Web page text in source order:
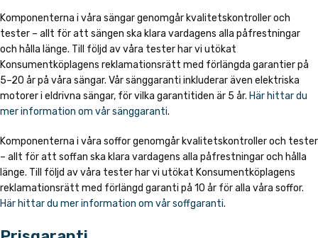
Komponenterna i våra sängar genomgår kvalitetskontroller och
tester – allt för att sängen ska klara vardagens alla påfrestningar
och hålla länge. Till följd av våra tester har vi utökat
Konsumentköplagens reklamationsrätt med förlängda garantier på
5–20 år på våra sängar. Vår sänggaranti inkluderar även elektriska
motorer i eldrivna sängar, för vilka garantitiden är 5 år. Här hittar du
mer information om vår sänggaranti.
Komponenterna i våra soffor genomgår kvalitetskontroller och tester
– allt för att soffan ska klara vardagens alla påfrestningar och hålla
länge. Till följd av våra tester har vi utökat Konsumentköplagens
reklamationsrätt med förlängd garanti på 10 år för alla våra soffor.
Här hittar du mer information om vår soffgaranti.